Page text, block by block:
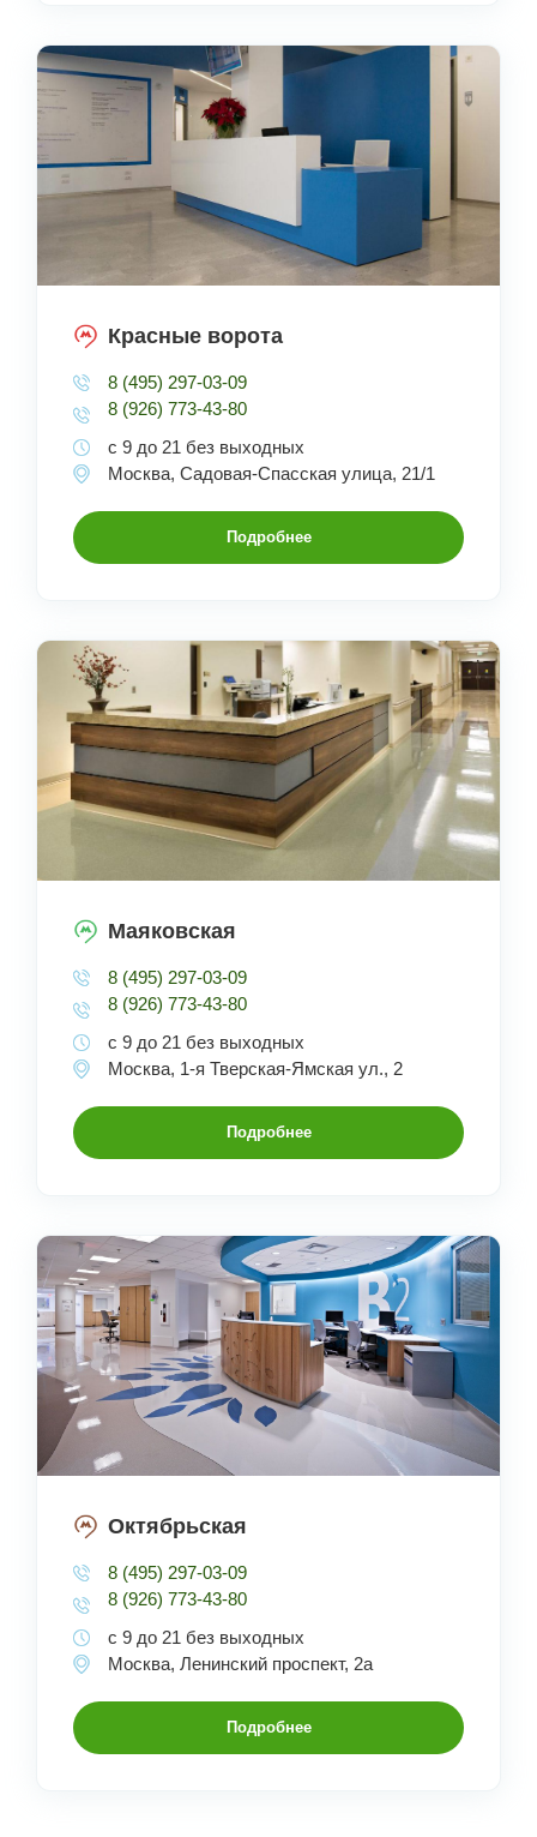
Красные ворота
8 (495) 297-03-09
8 (926) 773-43-80
с 9 до 21 без выходных
Москва, Садовая-Спасская улица, 21/1
Подробнее
Маяковская
8 (495) 297-03-09
8 (926) 773-43-80
с 9 до 21 без выходных
Москва, 1-я Тверская-Ямская ул., 2
Подробнее
Октябрьская
8 (495) 297-03-09
8 (926) 773-43-80
с 9 до 21 без выходных
Москва, Ленинский проспект, 2а
Подробнее